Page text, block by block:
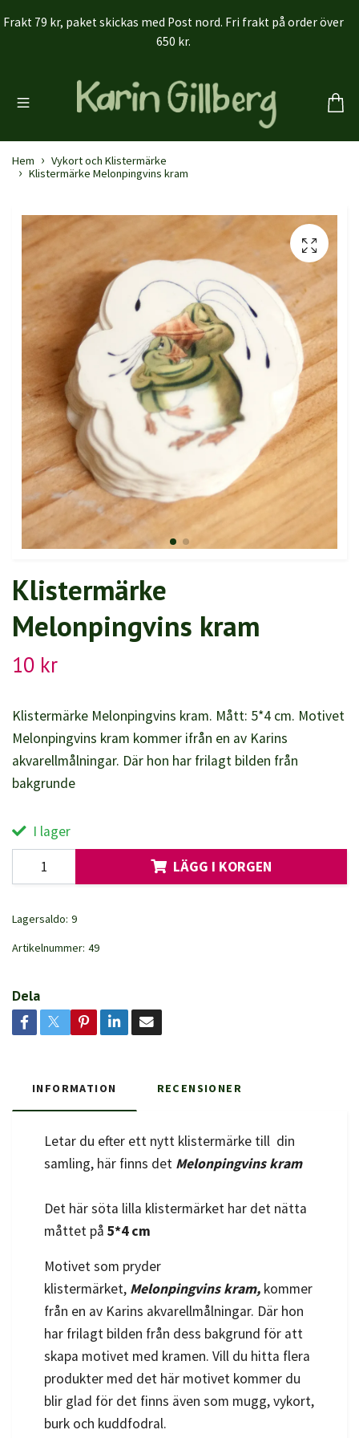
Frakt 79 kr, paket skickas med Post nord. Fri frakt på order över
650 kr.
Hem
Vykort och Klistermärke
Klistermärke Melonpingvins kram
Klistermärke
Melonpingvins kram
10 kr
Klistermärke Melonpingvins kram. Mått: 5*4 cm. Motivet
Melonpingvins kram kommer ifrån en av Karins
akvarellmålningar. Där hon har frilagt bilden från
bakgrunde
I lager
LÄGG I KORGEN
Lagersaldo: 9
Artikelnummer: 49
Dela
INFORMATION RECENSIONER
Letar du efter ett nytt klistermärke till din
samling, här finns det Melonpingvins kram
Det här söta lilla klistermärket har det nätta
måttet på 5*4 cm
Motivet som pryder
klistermärket, Melonpingvins kram, kommer
från en av Karins akvarellmålningar. Där hon
har frilagt bilden från dess bakgrund för att
skapa motivet med kramen. Vill du hitta flera
produkter med det här motivet kommer du
blir glad för det finns även som mugg, vykort,
burk och kuddfodral.